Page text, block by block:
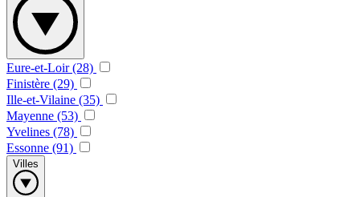
Eure-et-Loir (28)
Finistère (29)
Ille-et-Vilaine (35)
Mayenne (53)
Yvelines (78)
Essonne (91)
Villes